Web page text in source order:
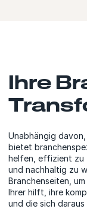
Ihre
Unabhängig
bietet
helfen, effizient zu
und nachhaltig zu
Branchenseiten,
Ihrer hilft, ihre
und die sich